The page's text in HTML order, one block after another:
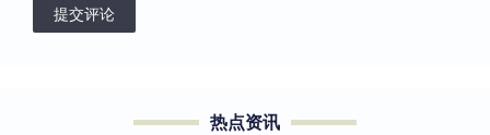
提交评论
热点资讯